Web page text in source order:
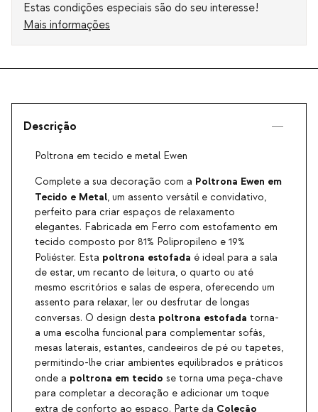
Estas condições especiais são do seu interesse!
Mais informações
Descrição
Poltrona em tecido e metal Ewen
Complete a sua decoração com a Poltrona Ewen em
Tecido e Metal, um assento versátil e convidativo,
perfeito para criar espaços de relaxamento
elegantes. Fabricada em Ferro com estofamento em
tecido composto por 81% Polipropileno e 19%
Poliéster. Esta poltrona estofada é ideal para a sala
de estar, um recanto de leitura, o quarto ou até
mesmo escritórios e salas de espera, oferecendo um
assento para relaxar, ler ou desfrutar de longas
conversas. O design desta poltrona estofada torna-
a uma escolha funcional para complementar sofás,
mesas laterais, estantes, candeeiros de pé ou tapetes,
permitindo-lhe criar ambientes equilibrados e práticos
onde a poltrona em tecido se torna uma peça-chave
para completar a decoração e adicionar um toque
extra de conforto ao espaço. Parte da Coleção